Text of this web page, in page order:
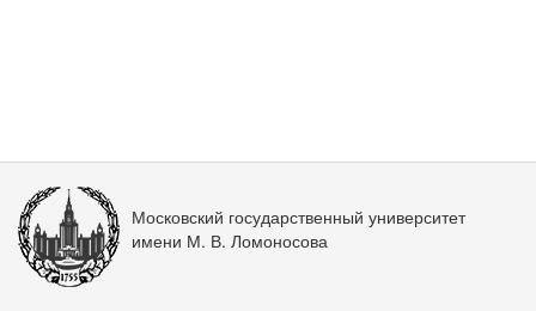
Московский государственный университет
имени М. В. Ломоносова